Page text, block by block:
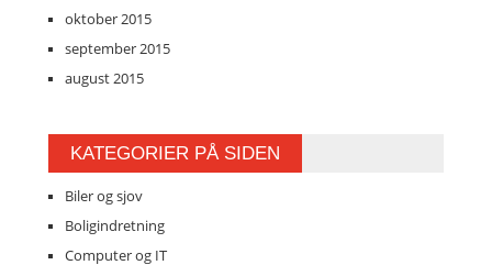
oktober 2015
september 2015
august 2015
KATEGORIER PÅ SIDEN
Biler og sjov
Boligindretning
Computer og IT